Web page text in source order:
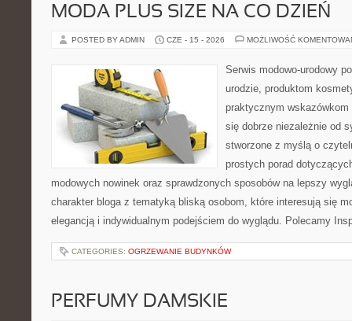
MODA PLUS SIZE NA CO DZIEŃ
POSTED BY ADMIN CZE - 15 - 2026 MOŻLIWOŚĆ
Serwis modowo-urodowy
urodzie, produktom
praktycznym
się dobrze niezależnie od
stworzone z myślą o
prostych porad
modowych nowinek oraz sprawdzonych sposobów na lepszy
charakter bloga z tematyką bliską osobom, które interesują się
elegancją i indywidualnym podejściem do wyglądu. Polecamy
CATEGORIES: OGRZEWANIE BUDYNKÓW
PERFUMY DAMSKIE